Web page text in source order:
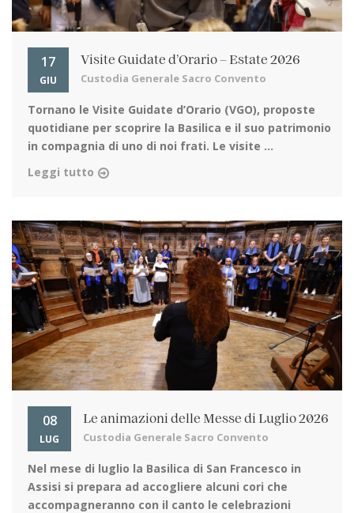
17
GIU
Visite Guidate d’Orario – Estate 2026
Custodia Generale Sacro Convento
Tornano le Visite Guidate d’Orario (VGO), proposte
quotidiane per scoprire la Basilica e il suo patrimonio
in compagnia di uno di noi frati. Le visite ...
Leggi tutto
08
LUG
Le animazioni delle Messe di Luglio 2026
Custodia Generale Sacro Convento
Nel mese di luglio la Basilica di San Francesco in
Assisi si prepara ad accogliere alcuni cori che
accompagneranno con il canto le celebrazioni